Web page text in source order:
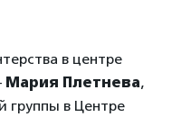
в центре
Мария Плетнева,
группы в Центре